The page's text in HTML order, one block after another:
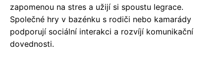
zapomenou na stres a užijí si spoustu legrace.
Společné hry v bazénku s rodiči nebo kamarády
podporují sociální interakci a rozvíjí komunikační
dovednosti.